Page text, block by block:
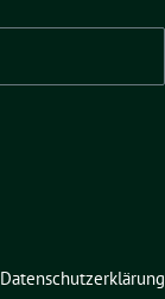
Datenschutzerklärung